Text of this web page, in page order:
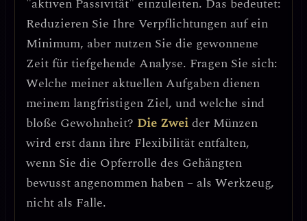
"aktiven Passivität" einzuleiten. Das bedeutet:
Reduzieren Sie Ihre Verpflichtungen auf ein
Minimum, aber nutzen Sie die gewonnene
Zeit für tiefgehende Analyse. Fragen Sie sich:
Welche meiner aktuellen Aufgaben dienen
meinem langfristigen Ziel, und welche sind
bloße Gewohnheit? Die Zweider Münzen
wird erst dann ihre Flexibilität entfalten,
wenn Sie die Opferrolle des Gehängten
bewusst angenommen haben – als Werkzeug,
nicht als Falle.